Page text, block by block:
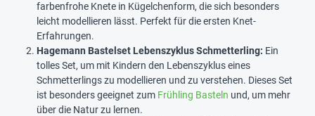
farbenfrohe Knete in Kügelchenform, die sich besonders
leicht modellieren lässt. Perfekt für die ersten Knet-
Erfahrungen.
Hagemann Bastelset Lebenszyklus Schmetterling: Ein
tolles Set, um mit Kindern den Lebenszyklus eines
Schmetterlings zu modellieren und zu verstehen. Dieses Set
ist besonders geeignet zum Frühling Basteln und, um mehr
über die Natur zu lernen.